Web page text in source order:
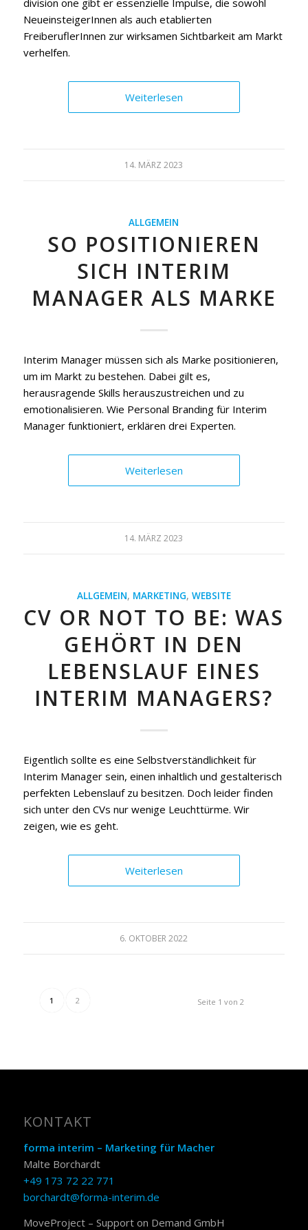
division one gibt er essenzielle Impulse, die sowohl
NeueinsteigerInnen als auch etablierten
FreiberuflerInnen zur wirksamen Sichtbarkeit am Markt
verhelfen.
Weiterlesen
14. MÄRZ 2023
ALLGEMEIN
SO POSITIONIEREN
SICH INTERIM
MANAGER ALS MARKE
Interim Manager müssen sich als Marke positionieren,
um im Markt zu bestehen. Dabei gilt es,
herausragende Skills herauszustreichen und zu
emotionalisieren. Wie Personal Branding für Interim
Manager funktioniert, erklären drei Experten.
Weiterlesen
14. MÄRZ 2023
ALLGEMEIN, MARKETING, WEBSITE
CV OR NOT TO BE: WAS
GEHÖRT IN DEN
LEBENSLAUF EINES
INTERIM MANAGERS?
Eigentlich sollte es eine Selbstverständlichkeit für
Interim Manager sein, einen inhaltlich und gestalterisch
perfekten Lebenslauf zu besitzen. Doch leider finden
sich unter den CVs nur wenige Leuchttürme. Wir
zeigen, wie es geht.
Weiterlesen
6. OKTOBER 2022
Seite 1 von 2
1 2
KONTAKT
forma interim – Marketing für Macher
Malte Borchardt
+49 173 72 22 771
borchardt@forma-interim.de
MoveProject – Support on Demand GmbH